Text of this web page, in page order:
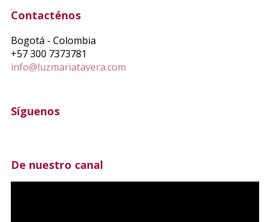
Contacténos
Bogotá - Colombia
+57 300 7373781
info@luzmariatavera.com
Síguenos
De nuestro canal